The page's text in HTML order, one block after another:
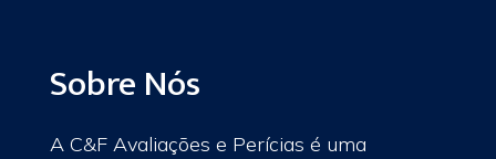
Sobre Nós
A C&F Avaliações e Perícias é uma